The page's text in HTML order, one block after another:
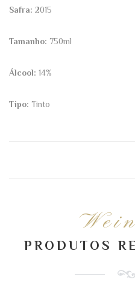
Safra: 2015
Tamanho: 750ml
Álcool: 14%
Tipo: Tinto
PRODUTOS